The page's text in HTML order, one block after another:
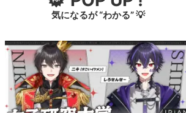
気になるが “わかる” 💡